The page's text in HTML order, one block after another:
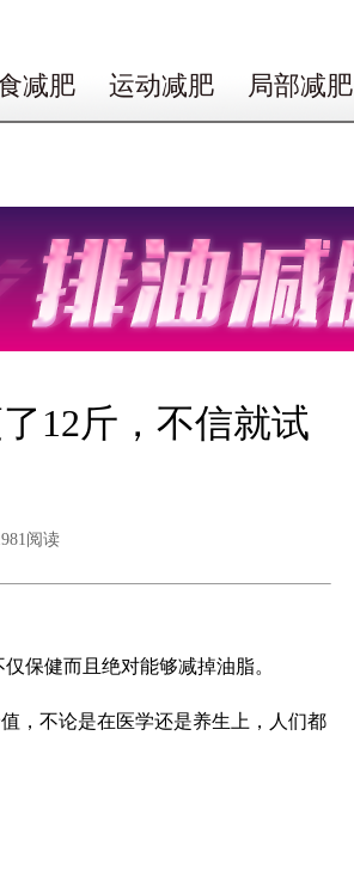
减肥 运动减肥 局部减肥
12斤，不信就试
阅读
保健而且绝对能够减掉油脂。
，不论是在医学还是养生上，人们都